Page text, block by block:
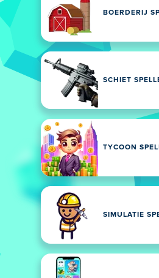
BOERDERIJ
SCHIET
TYCOON
SIMULATIE